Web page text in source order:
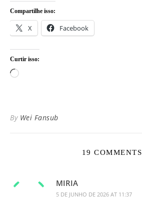
Compartilhe isso:
X Facebook
Curtir isso:
Carregando...
By Wei Fansub
19 COMMENTS
MIRIA
5 DE JUNHO DE 2026 AT 11:37